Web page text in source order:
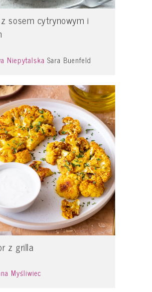
sosem cytrynowym i
Niepytalska Sara Buenfeld
z grilla
Myśliwiec